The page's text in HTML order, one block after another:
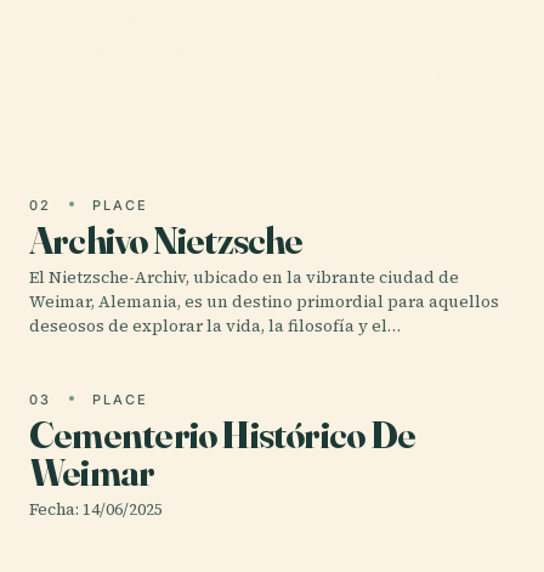
02 PLACE
Archivo Nietzsche
El Nietzsche-Archiv, ubicado en la vibrante ciudad de
Weimar, Alemania, es un destino primordial para aquellos
deseosos de explorar la vida, la filosofía y el…
03 PLACE
Cementerio Histórico De
Weimar
Fecha: 14/06/2025